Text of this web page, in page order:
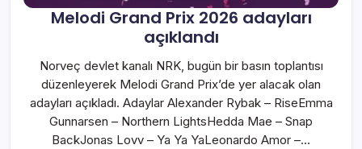
Melodi Grand Prix 2026 adayları
açıklandı
Norveç devlet kanalı NRK, bugün bir basın toplantısı
düzenleyerek Melodi Grand Prix’de yer alacak olan
adayları açıkladı. Adaylar Alexander Rybak – RiseEmma
Gunnarsen – Northern LightsHedda Mae – Snap
BackJonas Lovv – Ya Ya YaLeonardo Amor –…